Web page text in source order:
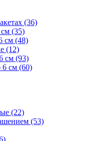
(36)
(35)
см (48)
(12)
см (93)
6 см (60)
(22)
(53)